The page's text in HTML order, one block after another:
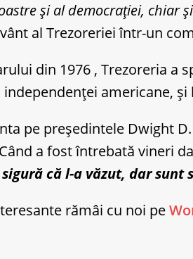
și al democrației, chiar
al Trezoreriei într-un
din 1976 , Trezoreria
americane,
pe președintele Dwight
a fost întrebată vineri
că l-a văzut, dar sunt
rămâi cu noi pe